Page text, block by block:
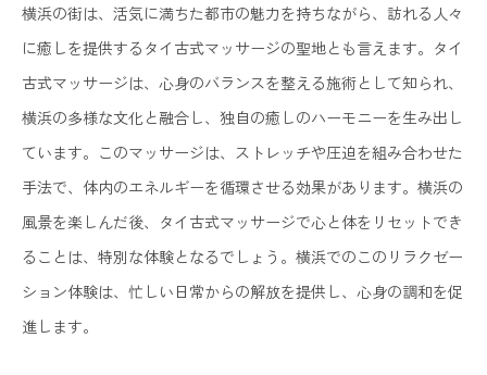
タイ古式マッサージが横浜市で実現する特別な体
験
横浜の街は、活気に満ちた都市の魅力を持ちながら、訪れる人々
に癒しを提供するタイ古式マッサージの聖地とも言えます。タイ
古式マッサージは、心身のバランスを整える施術として知られ、
横浜の多様な文化と融合し、独自の癒しのハーモニーを生み出し
ています。このマッサージは、ストレッチや圧迫を組み合わせた
手法で、体内のエネルギーを循環させる効果があります。横浜の
風景を楽しんだ後、タイ古式マッサージで心と体をリセットでき
ることは、特別な体験となるでしょう。横浜でのこのリラクゼー
ション体験は、忙しい日常からの解放を提供し、心身の調和を促
進します。